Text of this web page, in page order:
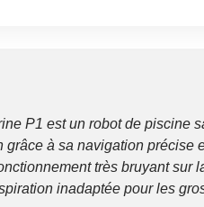
P1 est un robot de piscine
grâce à sa navigation précise
très bruyant sur
inadaptée pour les